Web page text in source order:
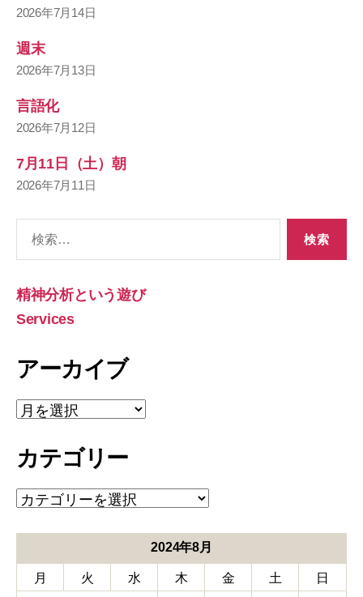
2026年7月14日
週末
2026年7月13日
言語化
2026年7月12日
7月11日（土）朝
2026年7月11日
象:
精神分析という遊び
Services
アーカイブ
ア
ー
イ
カテゴリー
カ
テ
ー
2024年8月
月 火 水 木 金 土
日